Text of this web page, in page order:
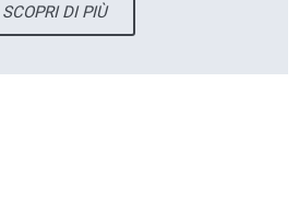
SCOPRI DI PIÙ